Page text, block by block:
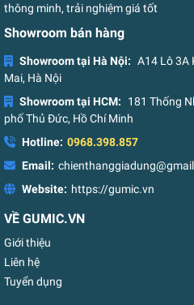
thông minh, trải nghiệm giá tốt
Showroom bán hàng
Showroom tại Hà Nội: A14 Lô 3A
Mai, Hà Nội
Showroom tại HCM:
181 Thống
phố Thủ Đức, Hồ Chí Minh
Hotline: 0968.398.857
Email:
Website: https://gumic.vn
VỀ GUMIC.VN
Giới thiệu
Liên hệ
Tuyển dụng